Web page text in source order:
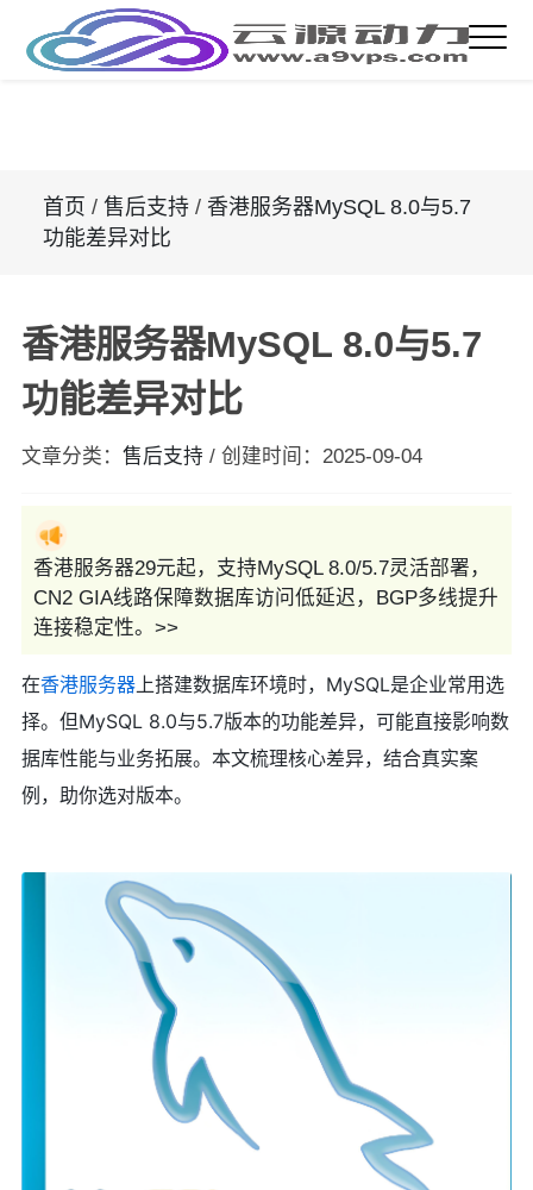
首页 / 售后支持/ 香港服务器MySQL 8.0与5.7
功能差异对比
香港服务器MySQL 8.0与5.7
功能差异对比
文章分类： 售后支持 / 创建时间： 2025-09-04
香港服务器29元起，支持MySQL 8.0/5.7灵活部署，
CN2 GIA线路保障数据库访问低延迟，BGP多线提升
连接稳定性。>>
在香港服务器上搭建数据库环境时，MySQL是企业常用选
择。但MySQL 8.0与5.7版本的功能差异，可能直接影响数
据库性能与业务拓展。本文梳理核心差异，结合真实案
例，助你选对版本。